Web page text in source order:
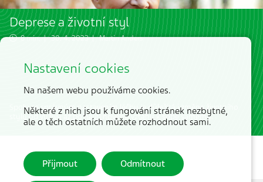
Deprese a životní styl
8 min. | 30. 4. 2023 |Martin Anders
Spolu se správným nastavením léčby je důležitá i změna životního
stylu od výživy až po najití nového vztahu k sobě samému.
Nastavení cookies
Na našem webu používáme cookies.
Některé z nich jsou k fungování stránek nezbytné,
ale o těch ostatních můžete rozhodnout sami.
Přijmout Odmítnout